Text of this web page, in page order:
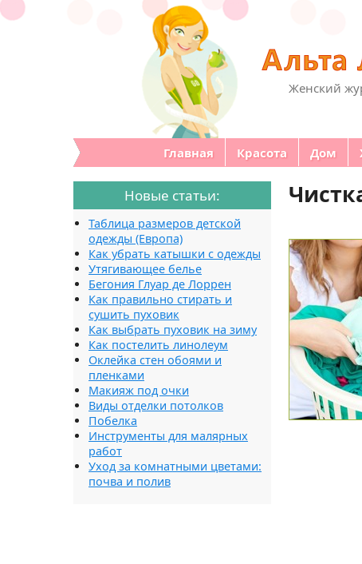
Женский
Главная Красота Дом
Новые статьи:
Таблица размеров детской
одежды (Европа)
Как убрать катышки с одежды
Утягивающее белье
Бегония Глуар де Лоррен
Как правильно стирать и
сушить пуховик
Как выбрать пуховик на зиму
Как постелить линолеум
Оклейка стен обоями и
пленками
Макияж под очки
Виды отделки потолков
Побелка
Инструменты для малярных
работ
Уход за комнатными цветами:
почва и полив